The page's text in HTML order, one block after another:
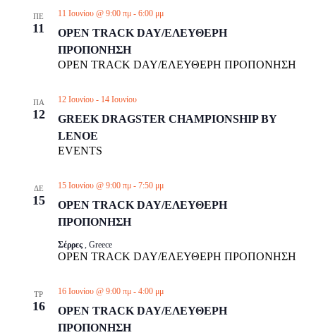
ΠΕ
11
OPEN TRACK DAY/ΕΛΕΥΘΕΡΗ
ΠΡΟΠΟΝΗΣΗ
11 Ιουνίου @ 9:00 πμ- 6:00 μμ
OPEN TRACK DAY/ΕΛΕΥΘΕΡΗ ΠΡΟΠΟΝΗΣΗ
ΠΑ
12
GREEK DRAGSTER CHAMPIONSHIP BY
LENOE
12 Ιουνίου- 14 Ιουνίου
EVENTS
ΔΕ
15
OPEN TRACK DAY/ΕΛΕΥΘΕΡΗ
ΠΡΟΠΟΝΗΣΗ
15 Ιουνίου @ 9:00 πμ- 7:50 μμ
Σέρρες , Greece
OPEN TRACK DAY/ΕΛΕΥΘΕΡΗ ΠΡΟΠΟΝΗΣΗ
ΤΡ
16
OPEN TRACK DAY/ΕΛΕΥΘΕΡΗ
ΠΡΟΠΟΝΗΣΗ
16 Ιουνίου @ 9:00 πμ- 4:00 μμ